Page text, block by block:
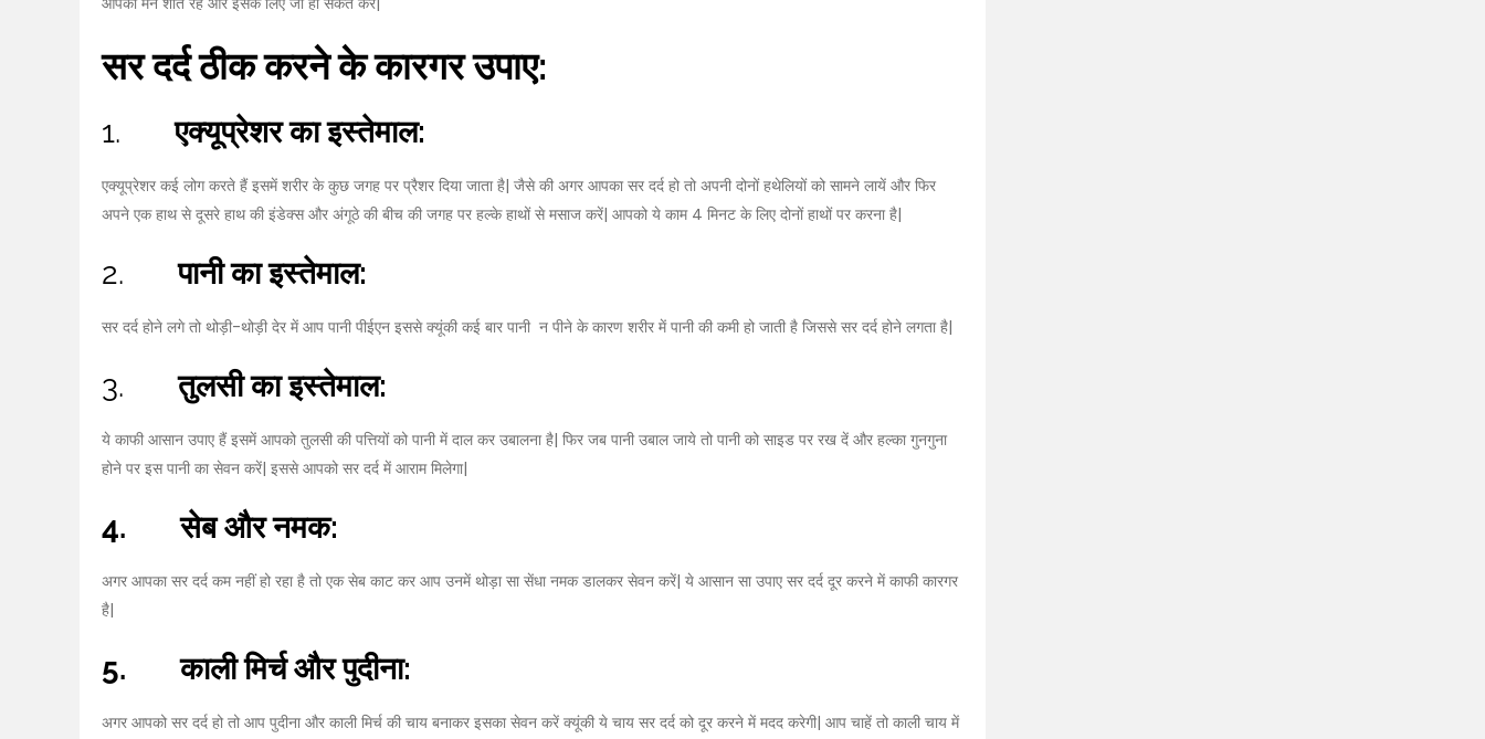
सर दर्द ठीक करने के कारगर उपाए:
1.एक्यूप्रेशर का इस्तेमाल:
एक्यूप्रेशर कई लोग करते हैं इसमें शरीर के कुछ जगह पर प्रैशर दिया जाता है| जैसे की अगर आपका सर दर्द हो तो अपनी दोनों हथेलियों को सामने लायें और फिर
अपने एक हाथ से दूसरे हाथ की इंडेक्स और अंगूठे की बीच की जगह पर हल्के हाथों से मसाज करें| आपको ये काम 4 मिनट के लिए दोनों हाथों पर करना है|
2.पानी का इस्तेमाल:
सर दर्द होने लगे तो थोड़ी-थोड़ी देर में आप पानी पीईएन इससे क्यूंकी कई बार पानी न पीने के कारण शरीर में पानी की कमी हो जाती है जिससे सर दर्द होने लगता है|
3.तुलसी का इस्तेमाल:
ये काफी आसान उपाए हैं इसमें आपको तुलसी की पत्तियों को पानी में दाल कर उबालना है| फिर जब पानी उबाल जाये तो पानी को साइड पर रख दें और हल्का गुनगुना
होने पर इस पानी का सेवन करें| इससे आपको सर दर्द में आराम मिलेगा|
4. सेब और नमक:
अगर आपका सर दर्द कम नहीं हो रहा है तो एक सेब काट कर आप उनमें थोड़ा सा सेंधा नमक डालकर सेवन करें| ये आसान सा उपाए सर दर्द दूर करने में काफी कारगर
है|
5. काली मिर्च और पुदीना:
अगर आपको सर दर्द हो तो आप पुदीना और काली मिर्च की चाय बनाकर इसका सेवन करें क्यूंकी ये चाय सर दर्द को दूर करने में मदद करेगी| आप चाहें तो काली चाय में